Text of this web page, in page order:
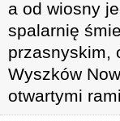
a od wiosny
spalarnię
przasnyskim,
Wyszków
otwartymi